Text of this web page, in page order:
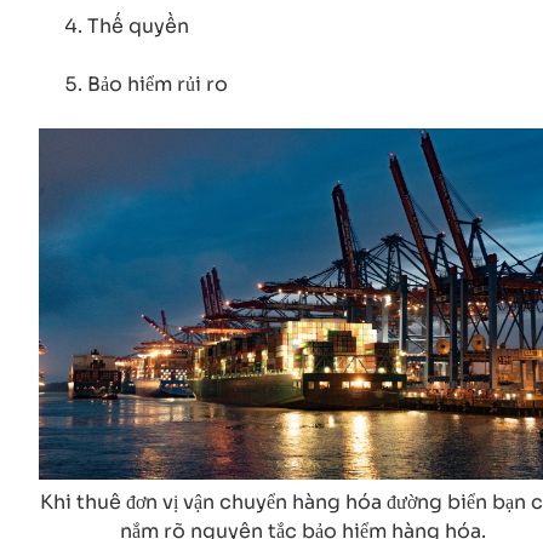
Thế quyền
Bảo hiểm rủi ro
Khi thuê đơn vị vận chuyển hàng hóa đường biển bạn
nắm rõ nguyên tắc bảo hiểm hàng hóa.